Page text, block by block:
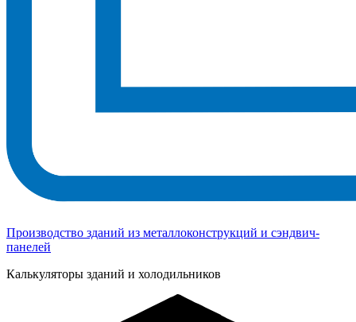
Производство зданий из металлоконструкций и сэндвич-
панелей
Калькуляторы зданий и холодильников